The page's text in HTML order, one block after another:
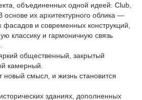
объединенных одной идеей: Club,
их архитектурного облика —
фасадов и современных конструкций,
классику и гармоничную связь
общественный, закрытый
камерный.
новый смысл, и жизнь становится
зданиях, дополненных